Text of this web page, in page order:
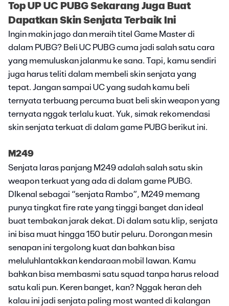
Top UP UC PUBG Sekarang Juga Buat
Dapatkan Skin Senjata Terbaik Ini
Ingin makin jago dan meraih titel Game Master di
dalam PUBG? Beli UC PUBG cuma jadi salah satu cara
yang memuluskan jalanmu ke sana. Tapi, kamu sendiri
juga harus teliti dalam membeli skin senjata yang
tepat. Jangan sampai UC yang sudah kamu beli
ternyata terbuang percuma buat beli skin weapon yang
ternyata nggak terlalu kuat. Yuk, simak rekomendasi
skin senjata terkuat di dalam game PUBG berikut ini.
M249
Senjata laras panjang M249 adalah salah satu skin
weapon terkuat yang ada di dalam game PUBG.
DIkenal sebagai “senjata Rambo”, M249 memang
punya tingkat fire rate yang tinggi banget dan ideal
buat tembakan jarak dekat. Di dalam satu klip, senjata
ini bisa muat hingga 150 butir peluru. Dorongan mesin
senapan ini tergolong kuat dan bahkan bisa
meluluhlantakkan kendaraan mobil lawan. Kamu
bahkan bisa membasmi satu squad tanpa harus reload
satu kali pun. Keren banget, kan? Nggak heran deh
kalau ini jadi senjata paling most wanted di kalangan